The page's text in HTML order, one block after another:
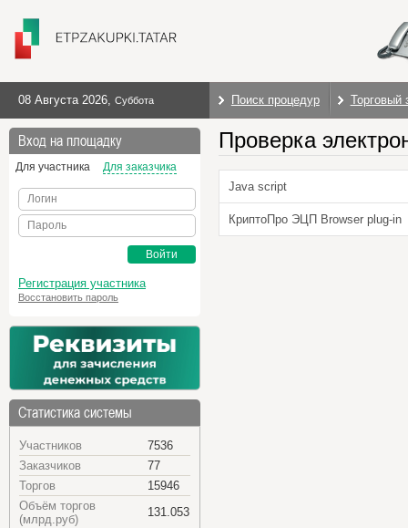
08 Августа 2026, Суббота Поиск процедур Торговый
Вход на площадку
Для участника Для заказчика
Логин
Пароль
Войти
Регистрация участника
Восстановить пароль
Статистика системы
Участников
7536
Заказчиков
77
Торгов
15946
Объём торгов
(млрд.руб)
131.053
Проверка
Java script
КриптоПро ЭЦП Browser plug-in